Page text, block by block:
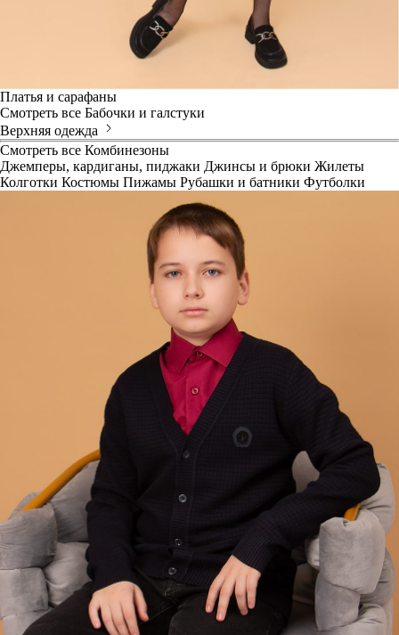
Платья и сарафаны
Смотреть все Бабочки и галстуки
Верхняя одежда
Смотреть все Комбинезоны
Джемперы, кардиганы, пиджаки Джинсы и брюки Жилеты
Колготки Костюмы Пижамы Рубашки и батники Футболки